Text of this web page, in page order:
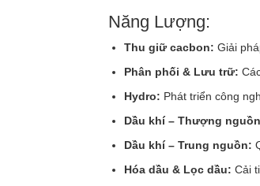
Năng Lượng:
Thu giữ cacbon: Giải
Phân phối & Lưu trữ:
Hydro: Phát triển công
Dầu khí – Thượng
Dầu khí – Trung nguồn:
Hóa dầu & Lọc dầu: Cải